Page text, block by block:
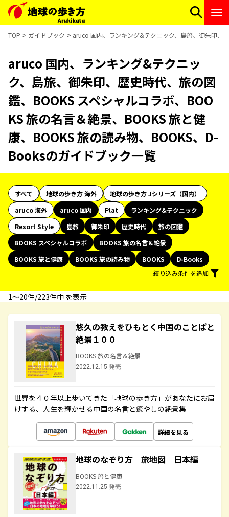
TOP ガイドブック aruco 国内、ランキング&テクニック、島旅、御朱印、
aruco 国内、ランキング&テクニッ
ク、島旅、御朱印、歴史時代、旅の図
鑑、BOOKS スペシャルコラボ、BOO
KS 旅の名言＆絶景、BOOKS 旅と健
康、BOOKS 旅の読み物、BOOKS、D-
Booksのガイドブック一覧
すべて 地球の歩き方 海外
地球の歩き方 Jシリーズ（国内）
aruco 海外
aruco 国内 Plat
ランキング&テクニック
Resort Style
島旅 御朱印 歴史時代
旅の図鑑
BOOKS スペシャルコラボ
BOOKS 旅の名言＆絶景
BOOKS 旅と健康
BOOKS 旅の読み物 BOOKS
D-Books
絞り込み条件を追加
1〜20件/223件中 を表示
悠久の教えをひもとく中国のことばと
絶景１００
BOOKS 旅の名言＆絶景
2022.12.15 発売
世界を４０年以上歩いてきた「地球の歩き方」があなたにお届
けする、人生を輝かせる中国の名言と癒やしの絶景集
詳細を見る
地球のなぞり方 旅地図 日本編
BOOKS 旅と健康
2022.11.25 発売